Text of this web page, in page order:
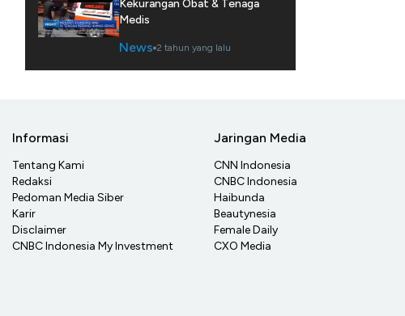
Kekurangan Obat & Tenaga
Medis
News 2 tahun yang lalu
Informasi
Tentang Kami
Redaksi
Pedoman Media Siber
Karir
Disclaimer
CNBC Indonesia My Investment
Jaringan Media
CNN Indonesia
CNBC Indonesia
Haibunda
Beautynesia
Female Daily
CXO Media